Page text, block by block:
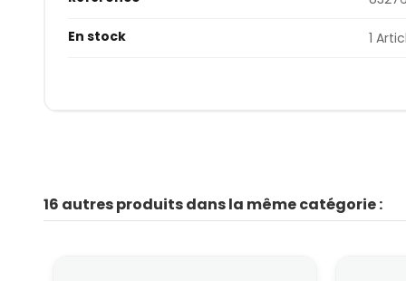
En stock 1
16 autres produits dans la même catégorie :